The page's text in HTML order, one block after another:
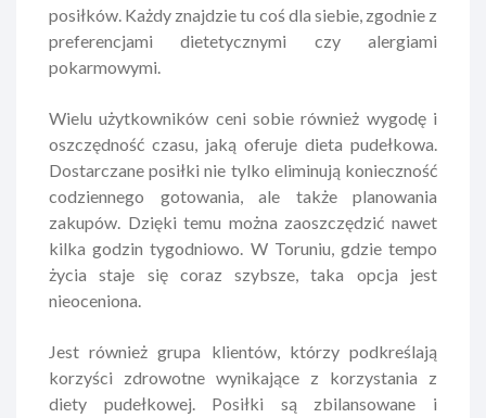
posiłków. Każdy znajdzie tu coś dla siebie, zgodnie z
preferencjami dietetycznymi czy alergiami
pokarmowymi.
Wielu użytkowników ceni sobie również wygodę i
oszczędność czasu, jaką oferuje dieta pudełkowa.
Dostarczane posiłki nie tylko eliminują konieczność
codziennego gotowania, ale także planowania
zakupów. Dzięki temu można zaoszczędzić nawet
kilka godzin tygodniowo. W Toruniu, gdzie tempo
życia staje się coraz szybsze, taka opcja jest
nieoceniona.
Jest również grupa klientów, którzy podkreślają
korzyści zdrowotne wynikające z korzystania z
diety pudełkowej. Posiłki są zbilansowane i